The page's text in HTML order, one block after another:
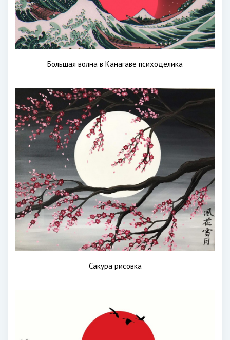
Большая волна в Канагаве психоделика
Сакура рисовка